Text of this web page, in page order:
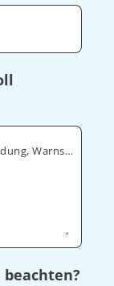
Standard Arbeitskleidung, PSA Sicherheitskleidung, Warnschutz, ESD